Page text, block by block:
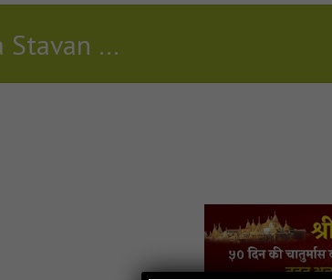
Choud Sapna Stavan Mp3